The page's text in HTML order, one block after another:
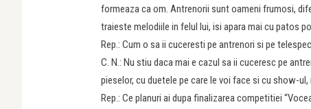
formeaza ca om. Antrenorii sunt oameni frumosi,
traieste melodiile in felul lui, isi apara mai cu patos
Rep.: Cum o sa ii cuceresti pe antrenori si pe
C. N.: Nu stiu daca mai e cazul sa ii cuceresc pe
pieselor, cu duetele pe care le voi face si cu show-ul,
Rep.: Ce planuri ai dupa finalizarea competitiei